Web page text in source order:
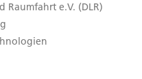
Raumfahrt e.V. (DLR)